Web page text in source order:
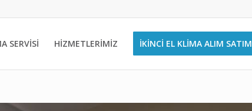
SERVİSİ HİZMETLERİMİZ İKINCI EL KLIMA ALIM SATIM